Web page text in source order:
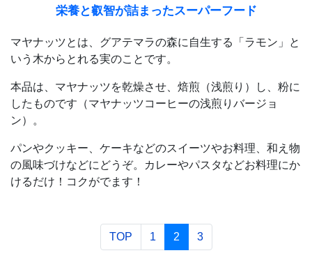
栄養と叡智が詰まったスーパーフード
マヤナッツとは、グアテマラの森に自生する「ラモン」と
いう木からとれる実のことです。
本品は、マヤナッツを乾燥させ、焙煎（浅煎り）し、粉に
したものです（マヤナッツコーヒーの浅煎りバージョ
ン）。
パンやクッキー、ケーキなどのスイーツやお料理、和え物
の風味づけなどにどうぞ。カレーやパスタなどお料理にか
けるだけ！コクがでます！
TOP 1 2 3